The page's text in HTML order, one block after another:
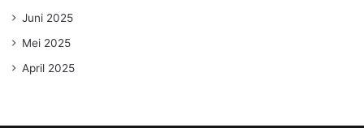
Juni 2025
Mei 2025
April 2025